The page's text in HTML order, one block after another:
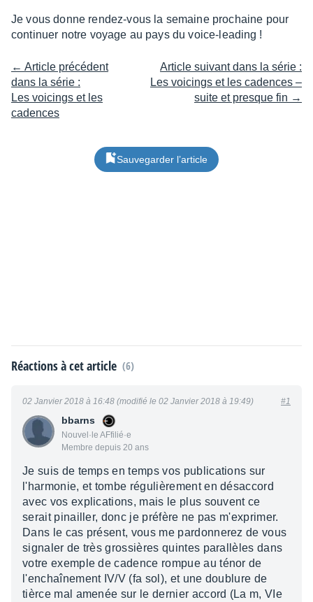
Je vous donne rendez-vous la semaine prochaine pour
conti­nuer notre voyage au pays du voice-leading !
← Article précédent
dans la série :
Les voicings et les
cadences
Article suivant dans la série :
Les voicings et les cadences –
suite et presque fin →
Sauvegarder l’article
Réactions à cet article (6)
bbarns
Nouvel·le AFfilié·e
Membre depuis 20 ans
02 Janvier 2018 à 16:48 (modifié le 02 Janvier 2018 à 19:49) #1
Je suis de temps en temps vos publications sur
l'harmonie, et tombe régulièrement en désaccord
avec vos explications, mais le plus souvent ce
serait pinailler, donc je préfère ne pas m'exprimer.
Dans le cas présent, vous me pardonnerez de vous
signaler de très grossières quintes parallèles dans
votre exemple de cadence rompue au ténor de
l'enchaînement IV/V (fa sol), et une doublure de
tièrce mal amenée sur le dernier accord (La m, VIe